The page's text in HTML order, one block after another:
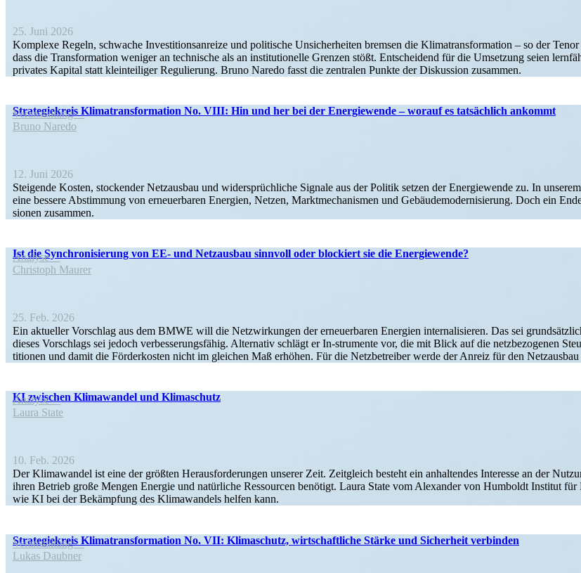
25. Juni 2026
Komplexe Regeln, schwache Inves­ti­ti­ons­an­reize und politische Unsicher­heiten bremsen die Klima­trans­for­mation – so der
dass die Trans­for­mation weniger an technische als an insti­tu­tio­nelle Grenzen stößt. Entscheidend für die Umsetzung seien
privates Kapital statt klein­tei­liger Regulierung. Bruno Naredo fasst die zentralen Punkte der Diskussion zusammen.
Strate­gie­kreis Klima­trans­for­mation No. VIII: Hin und her bei der Energie­wende – worauf es tatsächlich ankommt
Veran­staltung
Bruno Naredo
12. Juni 2026
Steigende Kosten, stockender Netzausbau und wider­sprüch­liche Signale aus der Politik setzen der Energie­wende zu. In
eine bessere Abstimmung von erneu­er­baren Energien, Netzen, Markt­me­cha­nismen und Gebäu­de­mo­der­ni­sierung. Doch ein
sionen zusammen.
Ist die Synchro­ni­sierung von EE- und Netzausbau sinnvoll oder blockiert sie die Energiewende?
Analyse
Christoph Maurer
25. Feb. 2026
Ein aktueller Vorschlag aus dem BMWE will die Netzwir­kungen der erneu­er­baren Energien inter­na­li­sieren. Das sei
dieses Vorschlags sei jedoch verbes­se­rungs­fähig. Alter­nativ schlägt er In-strumente vor, die mit Blick auf die netzbe­zo­genen
ti­­tionen und damit die Förder­kosten nicht im gleichen Maß erhöhen. Für die Netzbe­treiber werde der Anreiz für den
KI zwischen Klima­wandel und Klimaschutz
Analyse
Laura State
10. Feb. 2026
Der Klima­wandel ist eine der größten Heraus­for­de­rungen unserer Zeit. Zeitgleich besteht ein anhal­tendes Interesse an der
ihren Betrieb große Mengen Energie und natür­liche Ressourcen benötigt. Laura State vom Alexander von Humboldt Institut
wie KI bei der Bekämpfung des Klima­wandels helfen kann.
Strate­gie­kreis Klima­trans­for­mation No. VII: Klima­schutz, wirtschaft­liche Stärke und Sicherheit verbinden
Veran­staltung
Lukas Daubner